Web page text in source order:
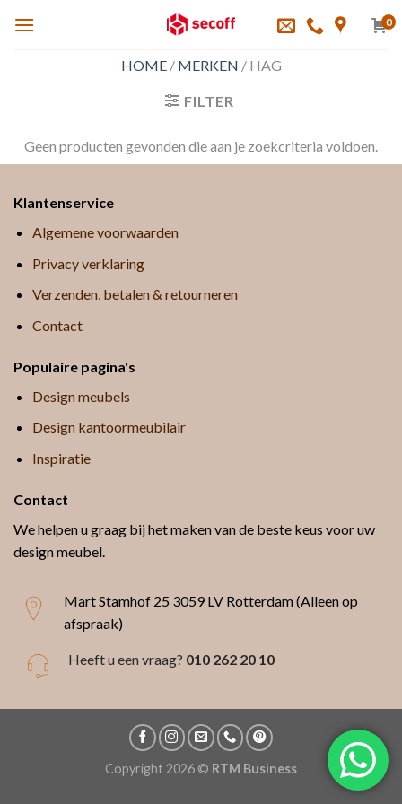
0
HOME/ MERKEN / HAG
FILTER
Geen producten gevonden die aan je zoekcriteria voldoen.
Klantenservice
Algemene voorwaarden
Privacy verklaring
Verzenden, betalen & retourneren
Contact
Populaire pagina's
Design meubels
Design kantoormeubilair
Inspiratie
Contact
We helpen u graag bij het maken van de beste keus voor uw
design meubel.
Mart Stamhof 25 3059 LV Rotterdam (Alleen op
afspraak)
Heeft u een vraag? 010 262 20 10
Copyright 2026 © RTM Business